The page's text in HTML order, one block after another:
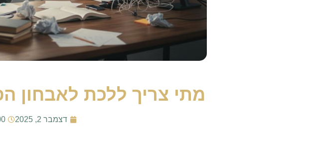
מתי צריך ללכת לאבחון
דצמבר 2, 2025